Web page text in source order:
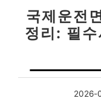
국제운전
정리: 필
2026-